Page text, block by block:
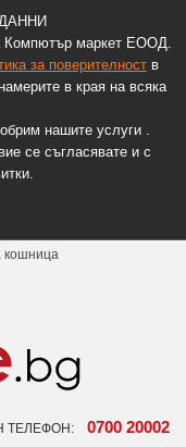
Компютър маркет ЕООД.
за поверителноств
в края на всяка
нашите услуги .
се съгласявате и с
кошница
ТЕЛЕФОН: 0700 20002